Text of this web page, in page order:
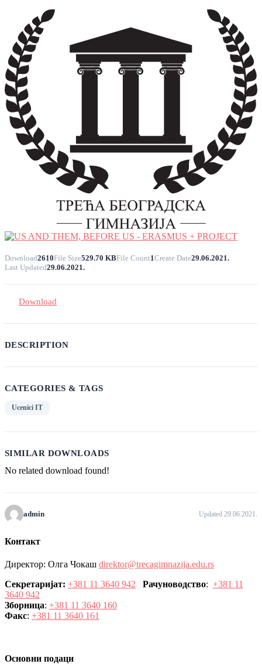
Download2610File Size529.70 KBFile Count1Create Date29.06.2021.
Last Updated29.06.2021.
Download
DESCRIPTION
CATEGORIES & TAGS
Ucenici IT
SIMILAR DOWNLOADS
No related download found!
admin Updated 29.06.2021.
Контакт
Директор: Олга Чокаш direktor@trecagimnazija.edu.rs
Секретаријат: +381 11 3640 942 Рачуноводство: +381 11
3640 942
Зборница: +381 11 3640 160
Факс: +381 11 3640 161
Основни подаци